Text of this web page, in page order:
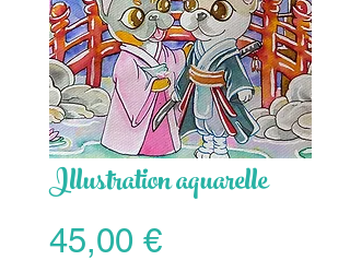
Illustration aquarelle
45,00 €Prix